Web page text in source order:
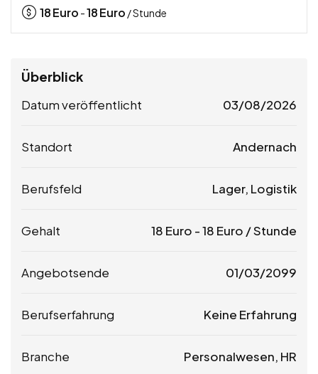
18Euro -18Euro / Stunde
Überblick
Datum veröffentlicht 03/08/2026
Standort Andernach
Berufsfeld Lager, Logistik
Gehalt 18 Euro -18 Euro / Stunde
Angebotsende 01/03/2099
Berufserfahrung Keine Erfahrung
Branche Personalwesen, HR